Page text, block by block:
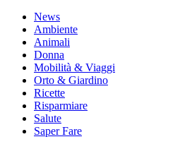
News
Ambiente
Animali
Donna
Mobilità & Viaggi
Orto & Giardino
Ricette
Risparmiare
Salute
Saper Fare